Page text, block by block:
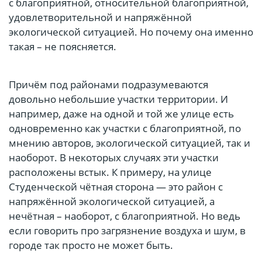
с благоприятной, относительной благоприятной,
удовлетворительной и напряжённой
экологической ситуацией. Но почему она именно
такая – не поясняется.
Причём под районами подразумеваются
довольно небольшие участки территории. И
например, даже на одной и той же улице есть
одновременно как участки с благоприятной, по
мнению авторов, экологической ситуацией, так и
наоборот. В некоторых случаях эти участки
расположены встык. К примеру, на улице
Студенческой чётная сторона — это район с
напряжённой экологической ситуацией, а
нечётная – наоборот, с благоприятной. Но ведь
если говорить про загрязнение воздуха и шум, в
городе так просто не может быть.